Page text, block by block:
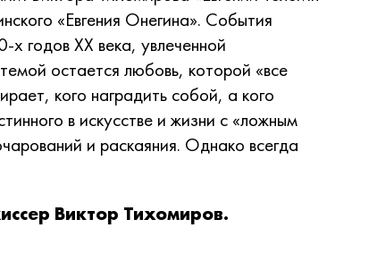
«Евгения Онегина». События
годов XX века, увлеченной
остается любовь, которой «все
кого наградить собой, а кого
в искусстве и жизни с «ложным
и раскаяния. Однако всегда
Виктор Тихомиров.